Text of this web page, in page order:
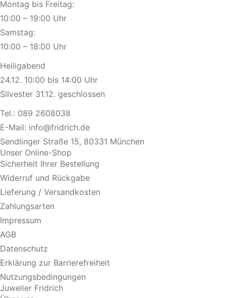
Montag bis Freitag:
10:00 – 19:00 Uhr
Samstag:
10:00 – 18:00 Uhr
Heiligabend
24.12. 10:00 bis 14:00 Uhr
Silvester 31.12. geschlossen
Tel.: 089 2608038
E-Mail: info@fridrich.de
Sendlinger Straße 15, 80331 München
Unser Online-Shop
Sicherheit Ihrer Bestellung
Widerruf und Rückgabe
Lieferung / Versandkosten
Zahlungsarten
Impressum
AGB
Datenschutz
Erklärung zur Barrierefreiheit
Nutzungsbedingungen
Juwelier Fridrich